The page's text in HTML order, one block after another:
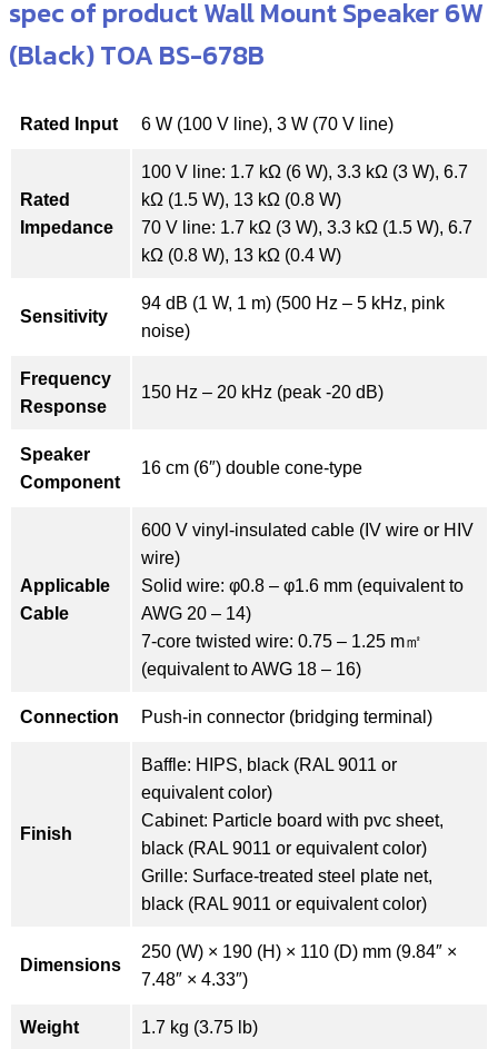
spec of product Wall Mount Speaker 6W
(Black) TOA BS-678B
Rated Input 6 W (100 V line), 3 W (70 V line)
Rated
Impedance
100 V line: 1.7 kΩ (6 W), 3.3 kΩ (3 W), 6.7
kΩ (1.5 W), 13 kΩ (0.8 W)
70 V line: 1.7 kΩ (3 W), 3.3 kΩ (1.5 W), 6.7
kΩ (0.8 W), 13 kΩ (0.4 W)
Sensitivity
94 dB (1 W, 1 m) (500 Hz – 5 kHz, pink
noise)
Frequency
Response
150 Hz – 20 kHz (peak -20 dB)
Speaker
Component
16 cm (6″) double cone-type
Applicable
Cable
600 V vinyl-insulated cable (IV wire or HIV
wire)
Solid wire: φ0.8 – φ1.6 mm (equivalent to
AWG 20 – 14)
7-core twisted wire: 0.75 – 1.25 m㎡
(equivalent to AWG 18 – 16)
Connection Push-in connector (bridging terminal)
Finish
Baffle: HIPS, black (RAL 9011 or
equivalent color)
Cabinet: Particle board with pvc sheet,
black (RAL 9011 or equivalent color)
Grille: Surface-treated steel plate net,
black (RAL 9011 or equivalent color)
Dimensions
250 (W) × 190 (H) × 110 (D) mm (9.84″ ×
7.48″ × 4.33″)
Weight 1.7 kg (3.75 lb)